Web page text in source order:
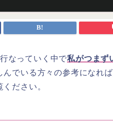
なっていく中で私がつまず
でいる方々の参考になれ
ださい。